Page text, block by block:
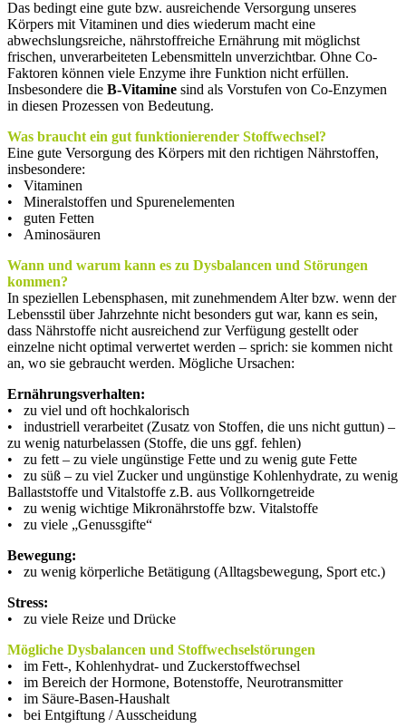
Das bedingt eine gute bzw. ausreichende Versorgung unseres
Körpers mit Vitaminen und dies wiederum macht eine
abwechslungsreiche, nährstoffreiche Ernährung mit möglichst
frischen, unverarbeiteten Lebensmitteln unverzichtbar. Ohne Co-
Faktoren können viele Enzyme ihre Funktion nicht erfüllen.
Insbesondere die B-Vitamine sind als Vorstufen von Co-Enzymen
in diesen Prozessen von Bedeutung.
Was braucht ein gut funktionierender Stoffwechsel?
Eine gute Versorgung des Körpers mit den richtigen Nährstoffen,
insbesondere:
• Vitaminen
• Mineralstoffen und Spurenelementen
• guten Fetten
• Aminosäuren
Wann und warum kann es zu Dysbalancen und Störungen
kommen?
In speziellen Lebensphasen, mit zunehmendem Alter bzw. wenn der
Lebensstil über Jahrzehnte nicht besonders gut war, kann es sein,
dass Nährstoffe nicht ausreichend zur Verfügung gestellt oder
einzelne nicht optimal verwertet werden – sprich: sie kommen nicht
an, wo sie gebraucht werden. Mögliche Ursachen:
Ernährungsverhalten:
• zu viel und oft hochkalorisch
• industriell verarbeitet (Zusatz von Stoffen, die uns nicht guttun) –
zu wenig naturbelassen (Stoffe, die uns ggf. fehlen)
• zu fett – zu viele ungünstige Fette und zu wenig gute Fette
• zu süß – zu viel Zucker und ungünstige Kohlenhydrate, zu wenig
Ballaststoffe und Vitalstoffe z.B. aus Vollkorngetreide
• zu wenig wichtige Mikronährstoffe bzw. Vitalstoffe
• zu viele „Genussgifte“
Bewegung:
• zu wenig körperliche Betätigung (Alltagsbewegung, Sport etc.)
Stress:
• zu viele Reize und Drücke
Mögliche Dysbalancen und Stoffwechselstörungen
• im Fett-, Kohlenhydrat- und Zuckerstoffwechsel
• im Bereich der Hormone, Botenstoffe, Neurotransmitter
• im Säure-Basen-Haushalt
• bei Entgiftung / Ausscheidung